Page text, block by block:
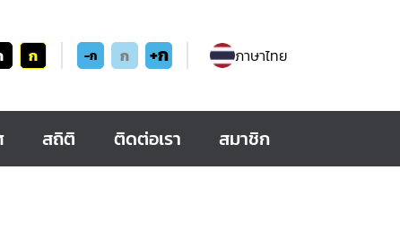
ก -ก ก +ก ภาษาไทย
สถิติ ติดต่อเรา สมาชิก